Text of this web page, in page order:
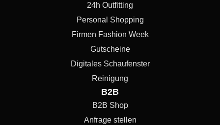
24h Outfitting
Personal Shopping
Firmen Fashion Week
Gutscheine
Digitales Schaufenster
Reinigung
B2B
B2B Shop
Anfrage stellen